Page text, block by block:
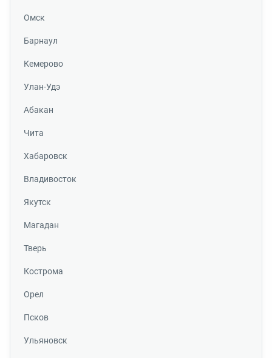
Омск
Барнаул
Кемерово
Улан-Удэ
Абакан
Чита
Хабаровск
Владивосток
Якутск
Магадан
Тверь
Кострома
Орел
Псков
Ульяновск